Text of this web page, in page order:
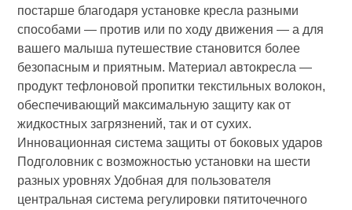
постарше благодаря установке кресла разными
способами — против или по ходу движения — а для
вашего малыша путешествие становится более
безопасным и приятным. Материал автокресла —
продукт тефлоновой пропитки текстильных волокон,
обеспечивающий максимальную защиту как от
жидкостных загрязнений, так и от сухих.
Инновационная система защиты от боковых ударов
Подголовник с возможностью установки на шести
разных уровнях Удобная для пользователя
центральная система регулировки пятиточечного